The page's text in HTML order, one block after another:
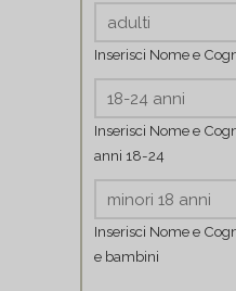
Inserisci Nome e
Inserisci Nome e
anni 18-24
Inserisci Nome e
e bambini